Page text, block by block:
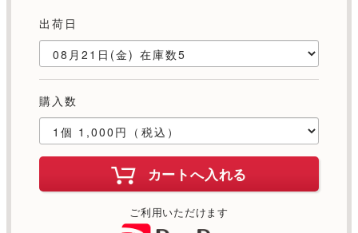
出荷日
購入数
カートへ入れる
ご利用いただけます